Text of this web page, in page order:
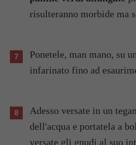
risulteranno morbide ma
Ponetele, man mano, su un piano di lavoro
infarinato fino ad
Adesso versate in un tegame grande
dell'acqua e portatela a
versate gli gnudi al suo